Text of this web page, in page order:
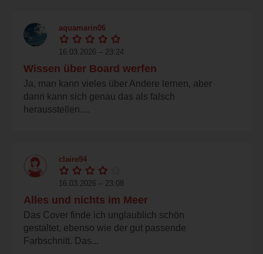
aquamarin06
16.03.2026 – 23:24
Wissen über Board werfen
Ja, man kann vieles über Andere lernen, aber
dann kann sich genau das als falsch
herausstellen....
claire94
16.03.2026 – 23:08
Alles und nichts im Meer
Das Cover finde ich unglaublich schön
gestaltet, ebenso wie der gut passende
Farbschnitt. Das...